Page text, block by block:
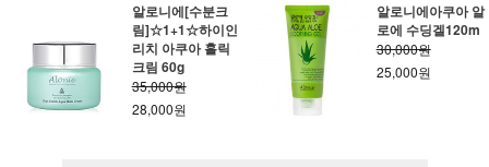
알로니에[수분크
림]☆1+1☆하이인
리치 아쿠아 홀릭
크림 60g
35,000원
28,000원
알로니에아쿠아 알
로에 수딩겔120m
30,000원
25,000원